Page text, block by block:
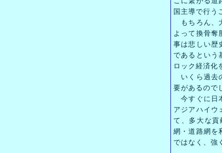
国主導で行う
もちろん、
よって換骨奪
事は悲しい歴
であるという
ロック経済化
いくら過去
要があるので
今すぐに日
アジアハイウ
て、多大な
網・道路網を
ではなく、強